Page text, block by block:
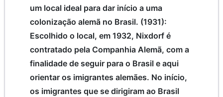
um local ideal para dar início a uma
colonização alemã no Brasil. (1931):
Escolhido o local, em 1932, Nixdorf é
contratado pela Companhia Alemã, com a
finalidade de seguir para o Brasil e aqui
orientar os imigrantes alemães. No início,
os imigrantes que se dirigiram ao Brasil